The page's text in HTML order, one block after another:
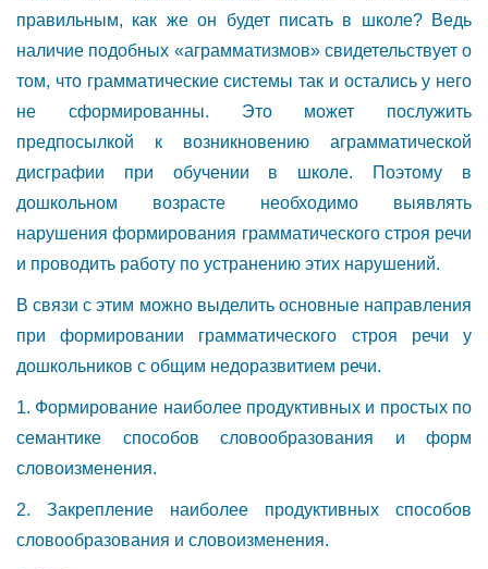
правильным, как же он будет писать в школе? Ведь
наличие подобных «аграмматизмов» свидетельствует о
том, что грамматические системы так и остались у него
не сформированны. Это может послужить
предпосылкой к возникновению аграмматической
дисграфии при обучении в школе. Поэтому в
дошкольном возрасте необходимо выявлять
нарушения формирования грамматического строя речи
и проводить работу по устранению этих нарушений.
В связи с этим можно выделить основные направления
при формировании грамматического строя речи у
дошкольников с общим недоразвитием речи.
1. Формирование наиболее продуктивных и простых по
семантике способов словообразования и форм
словоизменения.
2. Закрепление наиболее продуктивных способов
словообразования и словоизменения.